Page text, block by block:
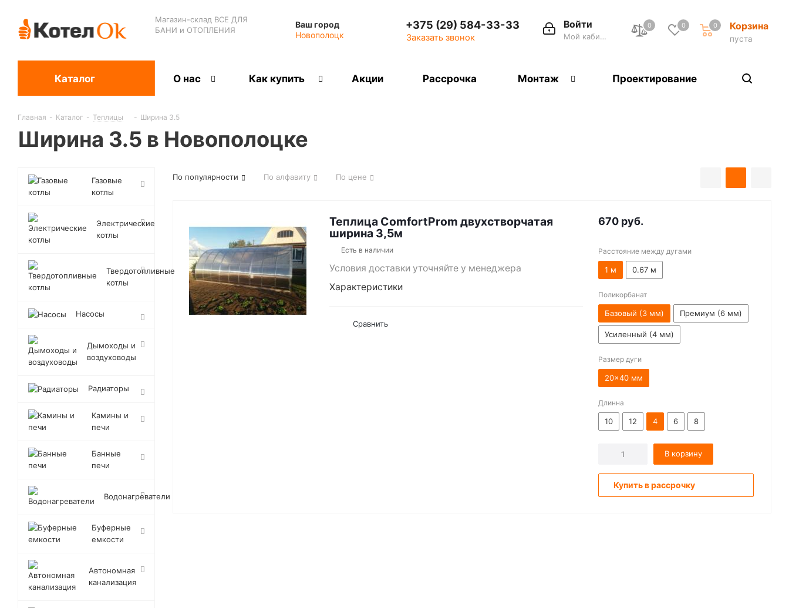
Магазин-склад ВСЕ ДЛЯ
БАНИ и ОТОПЛЕНИЯ
Ваш город
Новополоцк
0 0 Корзина
пуста
0
Войти
Мой кабинет
+375 (29) 584-33-33
Заказать звонок
Каталог О нас Как купить Акции Рассрочка Монтаж Проектирование
Главная - Каталог - Теплицы - Ширина 3.5
Ширина 3.5 в Новополоцке
По популярности По алфавиту По цене
Теплица ComfortProm двухстворчатая
ширина 3,5м
Есть в наличии
Условия доставки уточняйте у менеджера
Характеристики
Сравнить
670 руб.
Расстояние между дугами
1 м 0.67 м
Поликорбанат
Базовый (3 мм) Премиум (6 мм)
Усиленный (4 мм)
Размер дуги
20x40 мм
Длинна
10 12 4 6 8
В корзину
Купить в рассрочку
Газовые
котлы
Электрические
котлы
Твердотопливные
котлы
Насосы
Дымоходы и
воздуховоды
Радиаторы
Камины и
печи
Банные
печи
Водонагреватели
Буферные
емкости
Автономная
канализация